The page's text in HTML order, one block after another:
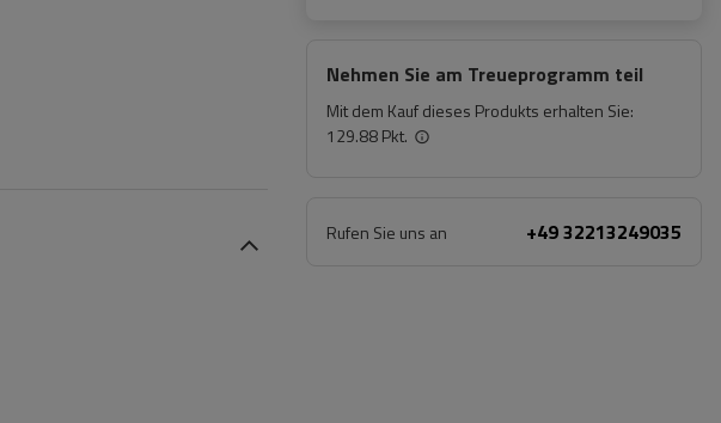
Nehmen Sie am Treueprogramm teil
Mit dem Kauf dieses Produkts erhalten Sie:
129.88 Pkt.
Rufen Sie uns an +49 32213249035